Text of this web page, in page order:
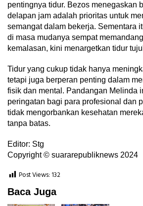
pentingnya tidur. Bezos menegaskan
delapan jam adalah prioritas untuk
semangat dalam bekerja. Sementara
di masa mudanya sempat
kemalasan, kini menargetkan tidur
Tidur yang cukup tidak hanya
tetapi juga berperan penting dalam
fisik dan mental. Pandangan Melinda
peringatan bagi para profesional dan
tidak mengorbankan kesehatan
tanpa batas.
Editor: Stg
Copyright © suararepubliknews 2024
Post Views: 132
Baca Juga